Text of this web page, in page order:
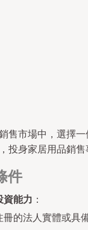
售市場中，選擇
投身家居用品銷
件
資能力 ：
的法人實體或具